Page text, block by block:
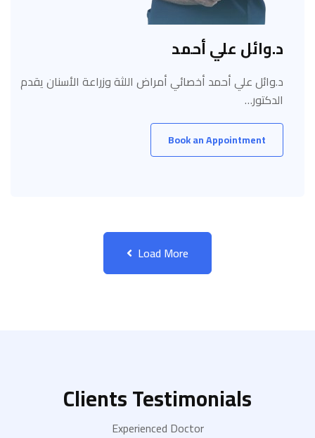
د.وائل علي أحمد
د.وائل علي أحمد أخصائي أمراض اللثة وزراعة الأسنان يقدم
الدكتور…
Book an Appointment
Load More
Clients Testimonials
Experienced Doctor